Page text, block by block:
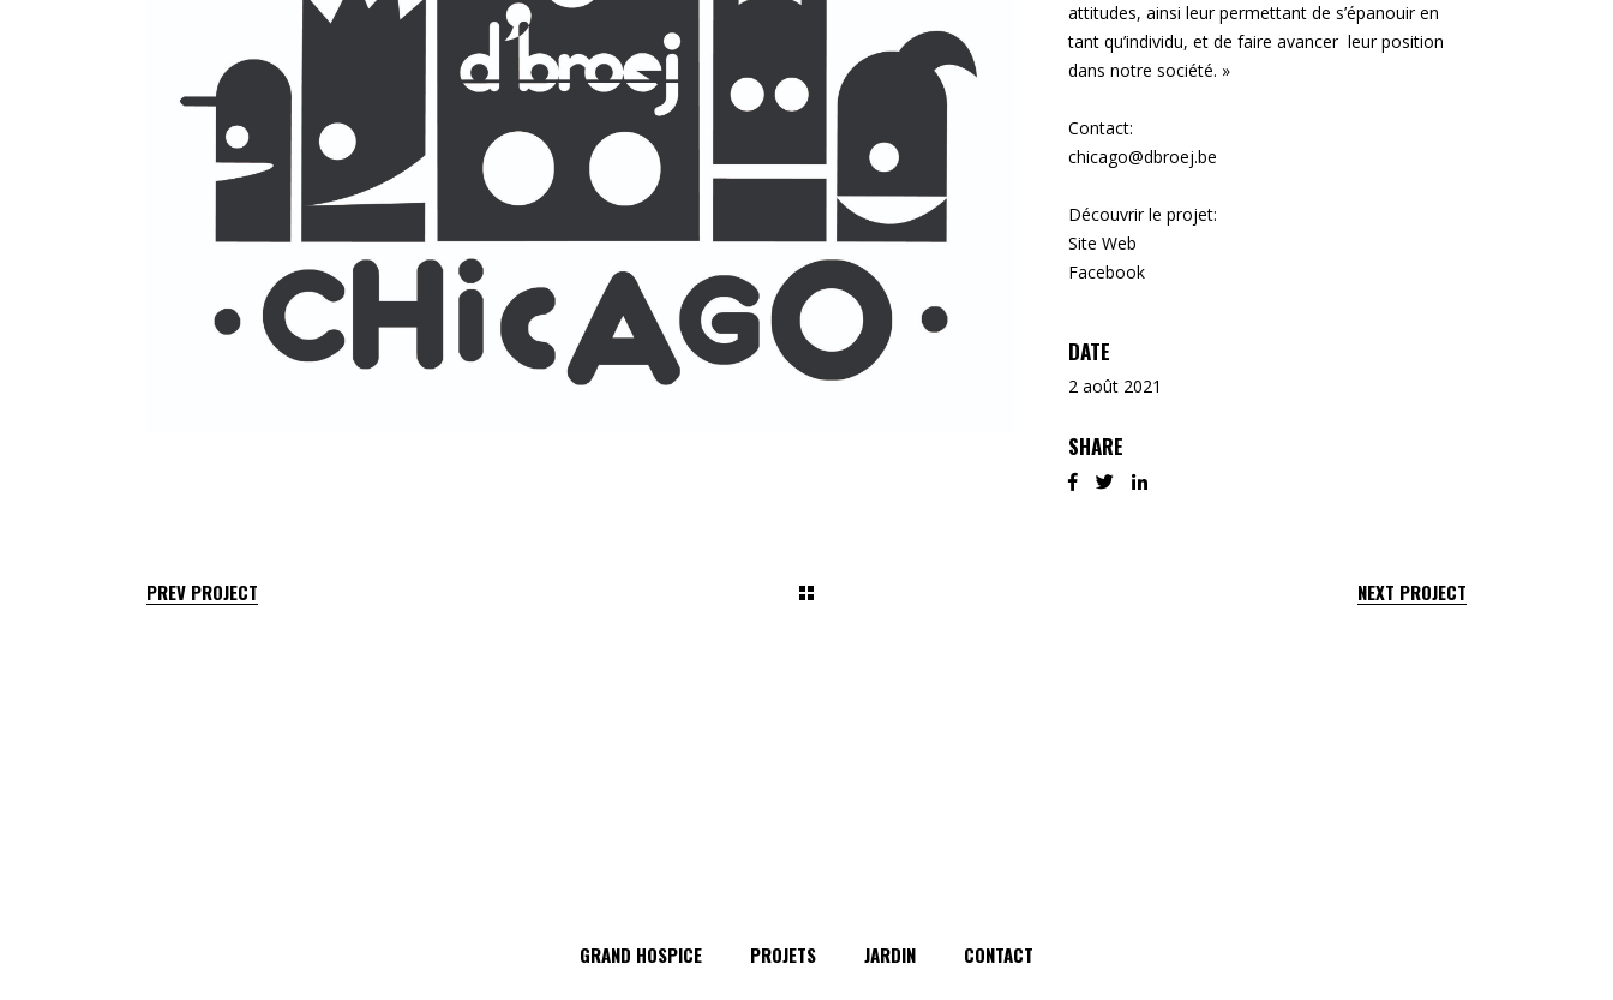
attitudes, ainsi leur permettant de s’épanouir en
tant qu’individu, et de faire avancer leur position
dans notre société. »
Contact:
chicago@dbroej.be
Découvrir le projet:
Site Web
Facebook
DATE
2 août 2021
SHARE
PREV PROJECT NEXT PROJECT
GRAND HOSPICE PROJETS JARDIN CONTACT